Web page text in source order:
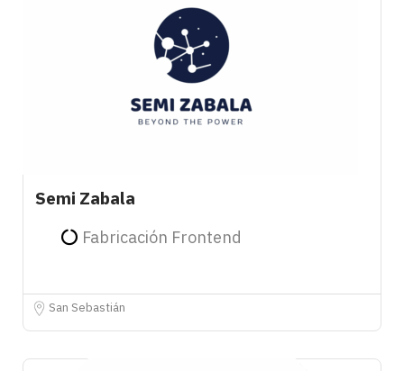
Semi Zabala
Fabricación Frontend
San Sebastián